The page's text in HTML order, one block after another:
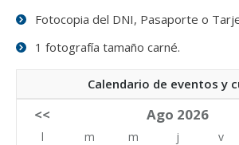
Fotocopia del DNI, Pasaporte o
1 fotografía tamaño carné.
Calendario de eventos y
<< Ago 2026
l m m j v